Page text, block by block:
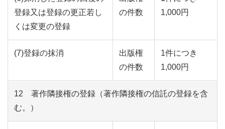
登録又は登録の更正若し
くは変更の登録
の件数
1,000円
(7)登録の抹消
出版権
の件数
1件につき
1,000円
12 著作隣接権の登録（著作隣接権の信託の登録を含
む。）